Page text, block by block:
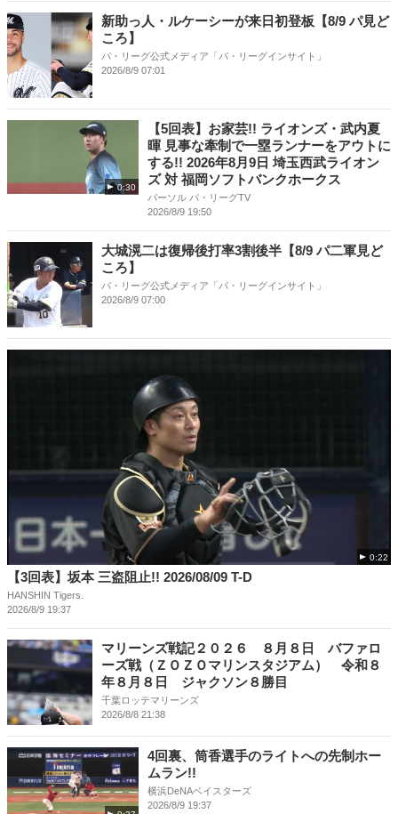
新助っ人・ルケーシーが来日初登板【8/9 パ見ど
ころ】
パ・リーグ公式メディア「パ・リーグインサイト」
2026/8/9 07:01
0:30
【5回表】お家芸!! ライオンズ・武内夏
暉 見事な牽制で一塁ランナーをアウトに
する!! 2026年8月9日 埼玉西武ライオン
ズ 対 福岡ソフトバンクホークス
パーソル パ・リーグTV
2026/8/9 19:50
大城滉二は復帰後打率3割後半【8/9 パ二軍見ど
ころ】
パ・リーグ公式メディア「パ・リーグインサイト」
2026/8/9 07:00
0:22
【3回表】坂本 三盗阻止!! 2026/08/09 T-D
HANSHIN Tigers.
2026/8/9 19:37
マリーンズ戦記２０２６ ８月８日 バファロ
ーズ戦（ＺＯＺＯマリンスタジアム） 令和８
年８月８日 ジャクソン８勝目
千葉ロッテマリーンズ
2026/8/8 21:38
4回裏、筒香選手のライトへの先制ホー
ムラン!!
横浜DeNAベイスターズ
2026/8/9 19:37